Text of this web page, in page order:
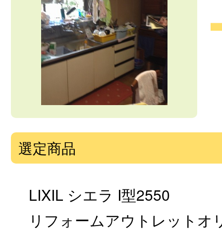
選定商品
LIXIL シエラ I型2550
リフォームアウトレットオ